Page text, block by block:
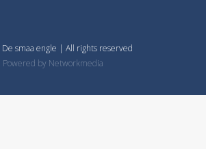
smaa engle | All rights reserved
Powered by Networkmedia